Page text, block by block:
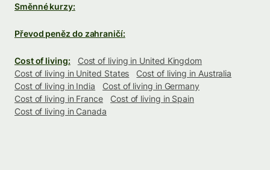
Směnné kurzy:
Převod peněz do zahraničí:
Cost of living:
Cost of living in United Kingdom
Cost of living in United States
Cost of living in Australia
Cost of living in India
Cost of living in Germany
Cost of living in France
Cost of living in Spain
Cost of living in Canada